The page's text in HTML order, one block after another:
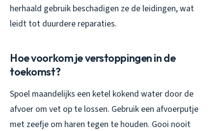
herhaald gebruik beschadigen ze de leidingen, wat
leidt tot duurdere reparaties.
Hoe voorkom je verstoppingen in de
toekomst?
Spoel maandelijks een ketel kokend water door de
afvoer om vet op te lossen. Gebruik een afvoerputje
met zeefje om haren tegen te houden. Gooi nooit